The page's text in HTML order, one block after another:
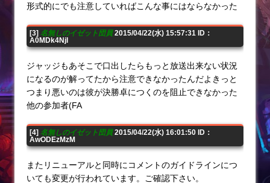
形式的にでも注意していればこんな事にはならなかった
[3] 名無しのイゼット団員2015/04/22(水) 15:57:31 ID：
A0MDk4NjI
ジャッジもあそこで口出したらもっと放送出来ない状況
になるのが解ってたから注意できなかったんだよきっと
つまり悪いのは彼が決勝卓につくのを阻止できなかった
他の参加者(FA
[4] 名無しのイゼット団員2015/04/22(水) 16:01:50 ID：
AwODEzMzM
またリニューアルと同時にコメントのガイドラインにつ
いても変更が行われています。ご確認下さい。